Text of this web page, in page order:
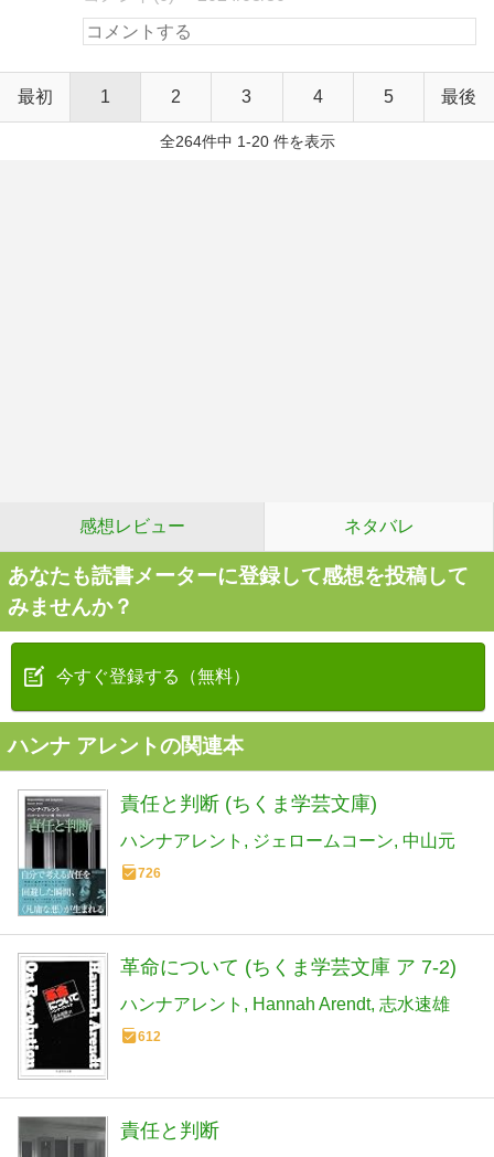
最初 1 2 3 4 5 最後
全264件中 1-20 件を表示
感想レビュー ネタバレ
あなたも読書メーターに登録して感想を投稿して
みませんか？
今すぐ登録する（無料）
ハンナ アレントの関連本
責任と判断 (ちくま学芸文庫)
ハンナアレント ジェロームコーン 中山元
726
革命について (ちくま学芸文庫 ア 7-2)
ハンナアレント Hannah Arendt 志水速雄
612
責任と判断